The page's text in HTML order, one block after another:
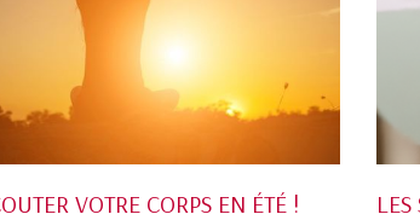
VOTRE CORPS EN ÉTÉ !